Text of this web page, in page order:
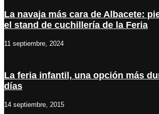
La navaja más cara de Albacete:
el stand de cuchillería de la Feria
11 septiembre, 2024
La feria infantil, una opción más
días
14 septiembre, 2015